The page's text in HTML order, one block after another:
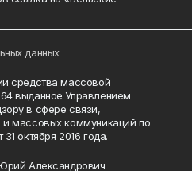
данных
средства массовой
выданное Управлением
в сфере связи,
и массовых коммуникаций по
октября 2016 года.
Александрович